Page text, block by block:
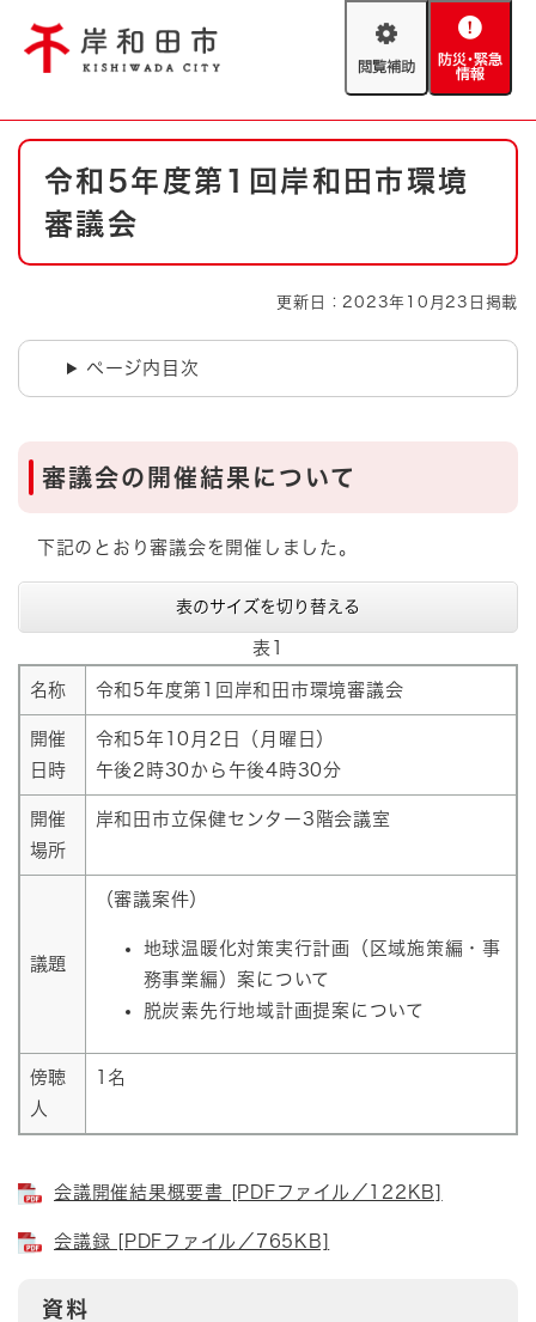
閲
助
防
緊
情
やさしい日本語
防災・緊急情報 救急・消防
ハザードマップ
本
令和5年度第1回岸和田市環境
審議会
更新日：2023年10月23日掲載
ページ内目次
審議会の開催結果について
下記のとおり審議会を開催しました。
表のサイズを切り替える
表1
名称 令和5年度第1回岸和田市環境審議会
開催
日時
令和5年10月2日（月曜日）
午後2時30から午後4時30分
開催
場所
岸和田市立保健センター3階会議室
議題
（審議案件）
地球温暖化対策実行計画（区域施策編・事
務事業編）案について
脱炭素先行地域計画提案について
傍聴
人
1名
会議開催結果概要書 [PDFファイル／122KB]
会議録 [PDFファイル／765KB]
資料